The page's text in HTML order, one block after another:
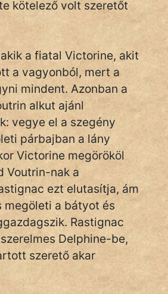
kötelező volt szeretőt
a fiatal Victorine, akit
a vagyonból, mert a
mindent. Azonban a
alkut ajánl
vegye el a szegény
párbajban a lány
Victorine megörököl
Voutrin-nak a
ezt elutasítja, ám
megöleti a bátyot és
Rastignac
Delphine-be,
szerető akar